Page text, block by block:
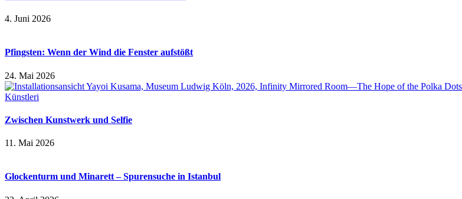
4. Juni 2026
Pfingsten: Wenn der Wind die Fenster aufstößt
24. Mai 2026
Zwischen Kunstwerk und Selfie
11. Mai 2026
Glockenturm und Minarett – Spurensuche in Istanbul